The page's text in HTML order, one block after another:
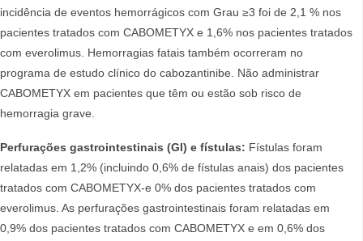
incidência de eventos hemorrágicos com Grau ≥3 foi de 2,1 % nos
pacientes tratados com CABOMETYX e 1,6% nos pacientes tratados
com everolimus. Hemorragias fatais também ocorreram no
programa de estudo clínico do cabozantinibe. Não administrar
CABOMETYX em pacientes que têm ou estão sob risco de
hemorragia grave.
Perfurações gastrointestinais (GI) e fístulas: Fístulas foram
relatadas em 1,2% (incluindo 0,6% de fístulas anais) dos pacientes
tratados com CABOMETYX-e 0% dos pacientes tratados com
everolimus. As perfurações gastrointestinais foram relatadas em
0,9% dos pacientes tratados com CABOMETYX e em 0,6% dos